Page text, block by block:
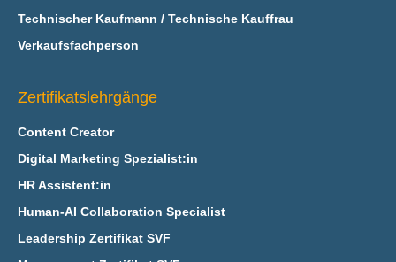
Technischer Kaufmann / Technische Kauffrau
Verkaufsfachperson
Zertifikatslehrgänge
Content Creator
Digital Marketing Spezialist:in
HR Assistent:in
Human-AI Collaboration Specialist
Leadership Zertifikat SVF